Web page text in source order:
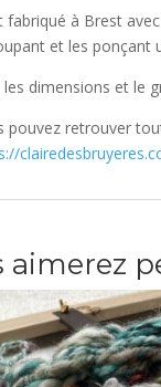
fabriqué à Brest
et les ponçant
les dimensions et le
pouvez retrouver
aimerez